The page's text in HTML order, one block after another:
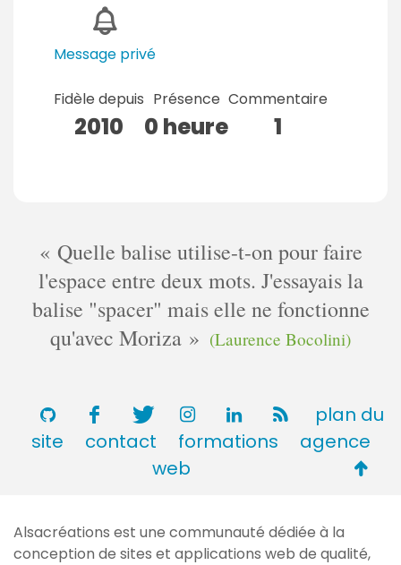
Message privé
Fidèle depuis
2010
Présence
0 heure
Commentaire
1
Quelle balise utilise-t-on pour faire
l'espace entre deux mots. J'essayais la
balise "spacer" mais elle ne fonctionne
qu'avec Moriza
(Laurence Bocolini)
plan du
site
contact formations
agence
web
de
Alsacréations est une communauté dédiée à la
conception de sites et applications web de qualité,